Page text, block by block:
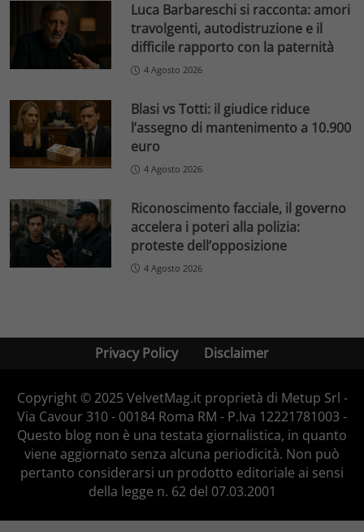
Luca Barbareschi si racconta: amori
travolgenti, autodistruzione e il
difficile rapporto con la paternità
4 Agosto 2026
Blasi vs Totti: il giudice riduce
l’assegno di mantenimento a 10.900
euro
4 Agosto 2026
Riconoscimento facciale, il governo
accelera i poteri alla polizia:
proteste dell’opposizione
4 Agosto 2026
Privacy Policy Disclaimer
Copyright © 2025 VelvetMag.it proprietà di Metup Srl -
Via Cavour 310 - 00184 Roma RM - P.Iva 12221781003 -
Questo blog non è una testata giornalistica, in quanto
viene aggiornato senza alcuna periodicità. Non può
pertanto considerarsi un prodotto editoriale ai sensi
della legge n. 62 del 07.03.2001